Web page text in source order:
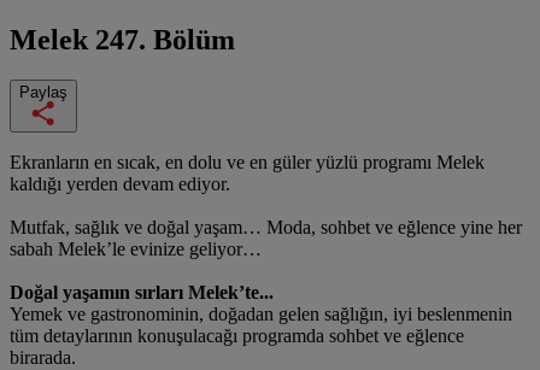
Melek 247. Bölüm
Paylaş
Ekranların en sıcak, en dolu ve en güler yüzlü programı Melek
kaldığı yerden devam ediyor.
Mutfak, sağlık ve doğal yaşam… Moda, sohbet ve eğlence yine her
sabah Melek’le evinize geliyor…
Doğal yaşamın sırları Melek’te...
Yemek ve gastronominin, doğadan gelen sağlığın, iyi beslenmenin
tüm detaylarının konuşulacağı programda sohbet ve eğlence
birarada.